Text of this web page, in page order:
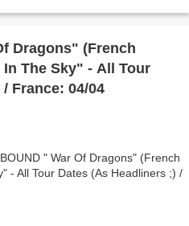
(French
France: 04/04